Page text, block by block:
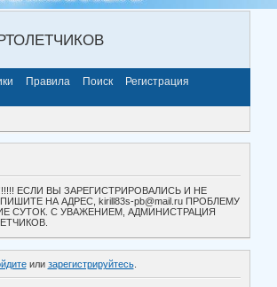
Правила Поиск
Регистрация
ЕСЛИ ВЫ ЗАРЕГИСТРИРОВАЛИСЬ И НЕ
НА АДРЕС, kirill83s-pb@mail.ru ПРОБЛЕМУ
СУТОК. С УВАЖЕНИЕМ, АДМИНИСТРАЦИЯ
или зарегистрируйтесь.